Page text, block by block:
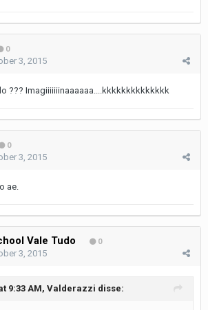
0
3, 2015
??? Imagiiiiiiinaaaaaa....kkkkkkkkkkkkkk
0
3, 2015
ae.
Vale Tudo 0
3, 2015
9:33 AM, Valderazzi disse: